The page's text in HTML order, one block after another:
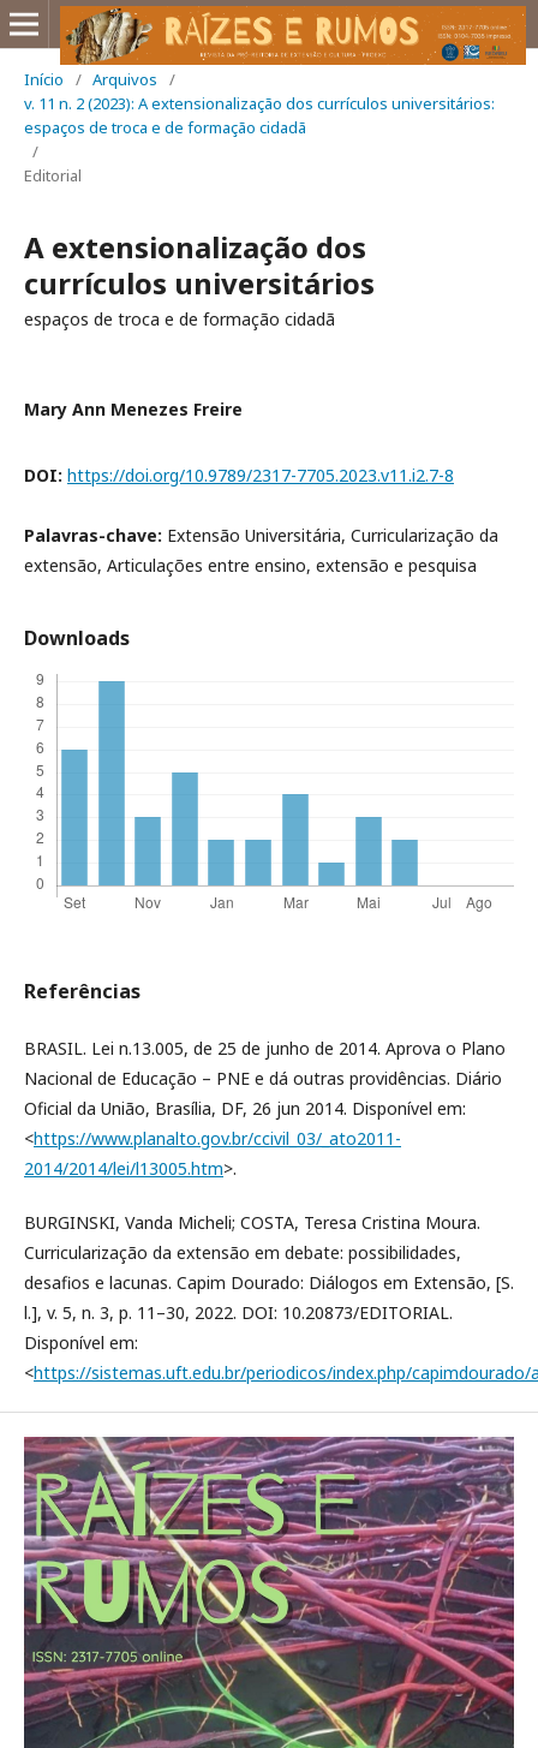
Início / Arquivos
/
v. 11 n. 2 (2023): A extensionalização dos currículos universitários:
espaços de troca e de formação cidadã
/
Editorial
A extensionalização dos
currículos universitários
espaços de troca e de formação cidadã
Mary Ann Menezes Freire
DOI: https://doi.org/10.9789/2317-7705.2023.v11.i2.7-8
Palavras-chave: Extensão Universitária, Curricularização da
extensão, Articulações entre ensino, extensão e pesquisa
Downloads
Referências
BRASIL. Lei n.13.005, de 25 de junho de 2014. Aprova o Plano
Nacional de Educação – PNE e dá outras providências. Diário
Oficial da União, Brasília, DF, 26 jun 2014. Disponível em:
<https://www.planalto.gov.br/ccivil_03/_ato2011-
2014/2014/lei/l13005.htm>.
BURGINSKI, Vanda Micheli; COSTA, Teresa Cristina Moura.
Curricularização da extensão em debate: possibilidades,
desafios e lacunas. Capim Dourado: Diálogos em Extensão, [S.
l.], v. 5, n. 3, p. 11–30, 2022. DOI: 10.20873/EDITORIAL.
Disponível em:
<https://sistemas.uft.edu.br/periodicos/index.php/capimdourado/